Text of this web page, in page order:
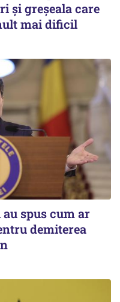
și greșeala care
mai dificil
au spus cum ar
demiterea